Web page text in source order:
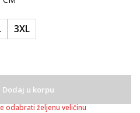
3XL
Dodaj u korpu
odabrati željenu veličinu